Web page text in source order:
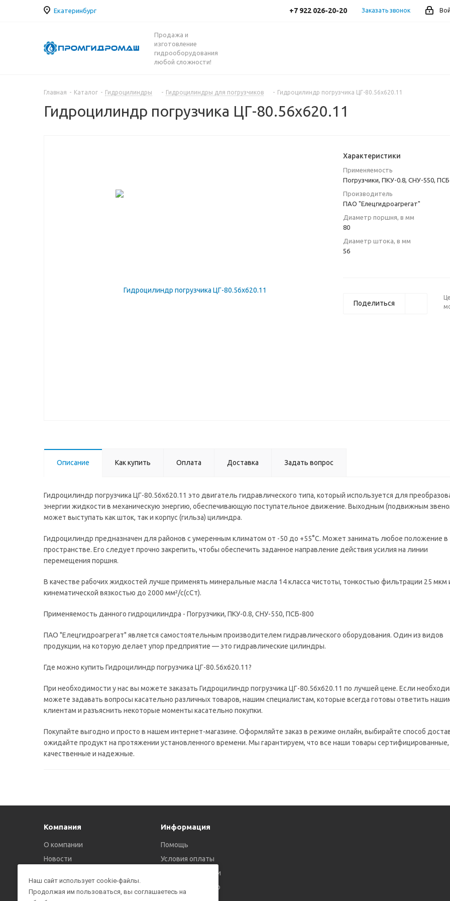
Екатеринбург +7 922 026-20-20 Заказать звонок
Продажа и
изготовление
гидрооборудования
любой сложности!
Главная - Каталог - Гидроцилиндры - Гидроцилиндры для погрузчиков - Гидроцилиндр погрузчика ЦГ-80.56х620.11
Гидроцилиндр погрузчика ЦГ-80.56х620.11
Характеристики
Применяемость
Погрузчики, ПКУ-0.8, СНУ-550,
Производитель
ПАО "Елецгидроагрегат"
Диаметр поршня, в мм
80
Диаметр штока, в мм
56
Поделиться
Описание Как купить Оплата Доставка Задать вопрос
Гидроцилиндр погрузчика ЦГ-80.56х620.11 это двигатель гидравлического типа, который используется для
энергии жидкости в механическую энергию, обеспечивающую поступательное движение. Выходным (подвижным
может выступать как шток, так и корпус (гильза) цилиндра.
Гидроцилиндр предназначен для районов с умеренным климатом от -50 до +55°С. Может занимать любое положение в
пространстве. Его следует прочно закрепить, чтобы обеспечить заданное направление действия усилия на линии
перемещения поршня.
В качестве рабочих жидкостей лучше применять минеральные масла 14 класса чистоты, тонкостью фильтрации 25 мкм
кинематической вязкостью до 2000 мм²/с(сСт).
Применяемость данного гидроцилиндра - Погрузчики, ПКУ-0.8, СНУ-550, ПСБ-800
ПАО "Елецгидроагрегат" является самостоятельным производителем гидравлического оборудования. Один из видов
продукции, на которую делает упор предприятие — это гидравлические цилиндры.
Где можно купить Гидроцилиндр погрузчика ЦГ-80.56х620.11?
При необходимости у нас вы можете заказать Гидроцилиндр погрузчика ЦГ-80.56х620.11 по лучшей цене. Если
можете задавать вопросы касательно различных товаров, нашим специалистам, которые всегда готовы ответить
клиентам и разъяснить некоторые моменты касательно покупки.
Покупайте выгодно и просто в нашем интернет-магазине. Оформляйте заказ в режиме онлайн, выбирайте способ
ожидайте продукт на протяжении установленного времени. Мы гарантируем, что все наши товары сертифицированные,
качественные и надежные.
Компания
О компании
Новости
конфиденциальности
Информация
Помощь
Условия оплаты
Условия доставки
Гарантия на товар
Наш сайт использует cookie-файлы.
Продолжая им пользоваться, вы соглашаетесь на